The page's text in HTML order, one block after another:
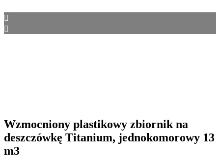
Wzmocniony plastikowy zbiornik na
deszczówkę Titanium, jednokomorowy 13
m3